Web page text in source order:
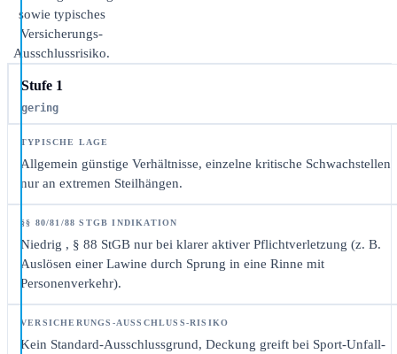
sowie typisches
Versicherungs-
Ausschlussrisiko.
Stufe 1
gering
Allgemein günstige Verhältnisse, einzelne kritische Schwachstellen
nur an extremen Steilhängen.
Niedrig , § 88 StGB nur bei klarer aktiver Pflichtverletzung (z. B.
Auslösen einer Lawine durch Sprung in eine Rinne mit
Personenverkehr).
Kein Standard-Ausschlussgrund, Deckung greift bei Sport-Unfall-